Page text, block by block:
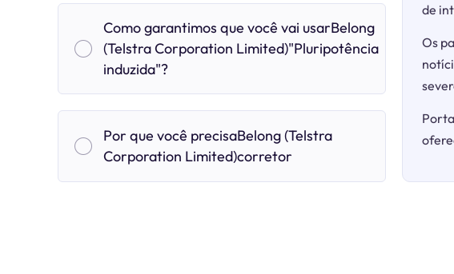
Como garantimos que você vai usarBelong
(Telstra Corporation Limited)"Pluripotência
induzida"?
Por que você precisaBelong (Telstra
Corporation Limited)corretor
de
Os